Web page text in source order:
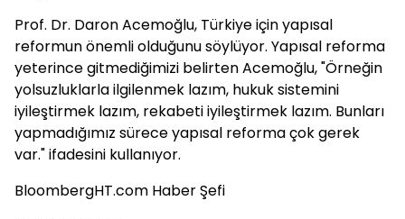
Prof. Dr. Daron Acemoğlu, Türkiye için yapısal
reformun önemli olduğunu söylüyor. Yapısal reforma
yeterince gitmediğimizi belirten Acemoğlu, "Örneğin
yolsuzluklarla ilgilenmek lazım, hukuk sistemini
iyileştirmek lazım, rekabeti iyileştirmek lazım. Bunları
yapmadığımız sürece yapısal reforma çok gerek
var." ifadesini kullanıyor.
BloombergHT.com Haber Şefi